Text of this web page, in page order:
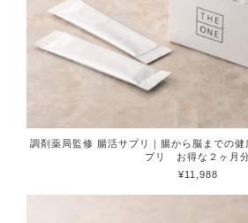
調剤薬局監修 腸活サプリ｜腸から脳までの
プリ お得な２ヶ月
¥11,988